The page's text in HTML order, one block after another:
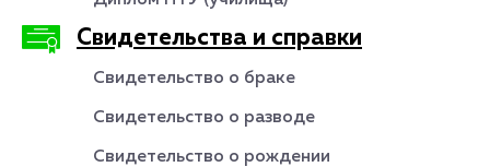
Свидетельства и справки
Свидетельство о браке
Свидетельство о разводе
Свидетельство о рождении